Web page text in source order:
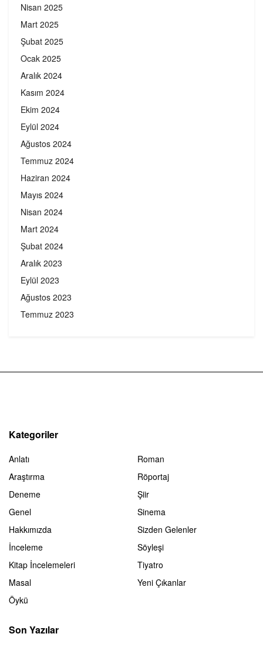
Nisan 2025
Mart 2025
Şubat 2025
Ocak 2025
Aralık 2024
Kasım 2024
Ekim 2024
Eylül 2024
Ağustos 2024
Temmuz 2024
Haziran 2024
Mayıs 2024
Nisan 2024
Mart 2024
Şubat 2024
Aralık 2023
Eylül 2023
Ağustos 2023
Temmuz 2023
Kategoriler
Anlatı
Araştırma
Deneme
Genel
Hakkımızda
İnceleme
Kitap İncelemeleri
Masal
Öykü
Roman
Röportaj
Şiir
Sinema
Sizden Gelenler
Söyleşi
Tiyatro
Yeni Çıkanlar
Son Yazılar